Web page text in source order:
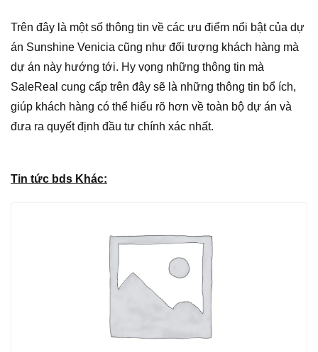
Trên đây là một số thông tin về các ưu điểm nổi bật của dự
án Sunshine Venicia cũng như đối tượng khách hàng mà
dự án này hướng tới. Hy vọng những thông tin mà
SaleReal cung cấp trên đây sẽ là những thông tin bổ ích,
giúp khách hàng có thể hiểu rõ hơn về toàn bộ dự án và
đưa ra quyết định đầu tư chính xác nhất.
Tin tức bds Khác: